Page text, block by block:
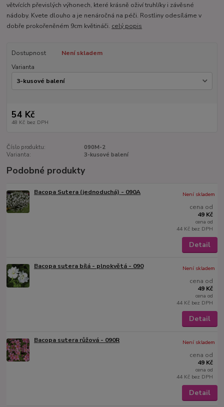
větvících převislých výhonech, které krásně oživí truhlíky i závěsné
nádoby. Kvete dlouho a je nenáročná na péči. Rostliny odesíláme v
dobře prokořeněném 9cm květináči. celý popis
Dostupnost
Není skladem
Varianta
54 Kč
48 Kč bez DPH
Číslo produktu:
090M-2
Varianta:
3-kusové balení
Podobné produkty
Bacopa Sutera (jednoduchá) - 090A
cena od
49 Kč
cena od
44 Kč bez DPH
Není skladem
Detail
Bacopa sutera bílá - plnokvětá - 090
cena od
49 Kč
cena od
44 Kč bez DPH
Není skladem
Detail
Bacopa sutera růžová - 090R
cena od
49 Kč
cena od
44 Kč bez DPH
Není skladem
Detail